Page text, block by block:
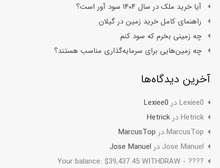
آیا خرید ملک در سال ۱۴۰۴ سود آور است؟
راهنمای کامل خرید زمین در گیلان
چه زمینی بخرم که سود کنم
چه زمین‌هایی برای سرمایه‌گذاری مناسب هستند؟
آخرین دیدگاه‌ها
Lexiee0 در Lexiee0
Hetrick در Hetrick
MarcusTop در MarcusTop
Jose Manuel در Jose Manuel
????️ Your balance: $39,437.45 WITHDRAW -